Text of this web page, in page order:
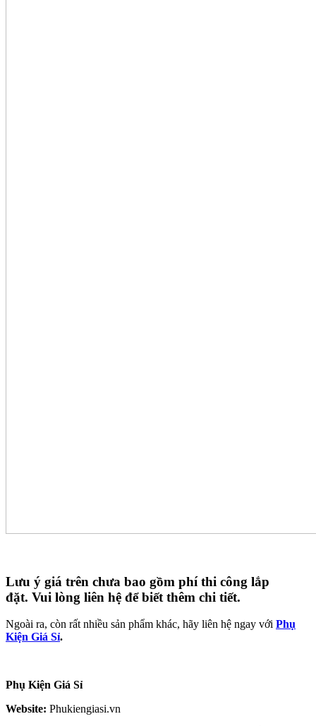
Lưu ý giá trên chưa bao gồm phí thi công lắp
đặt. Vui lòng liên hệ để biết thêm chi tiết.
Ngoài ra, còn rất nhiều sản phẩm khác, hãy liên hệ ngay với Phụ
Kiện Giá Sỉ.
Phụ Kiện Giá Sỉ
Website: Phukiengiasi.vn